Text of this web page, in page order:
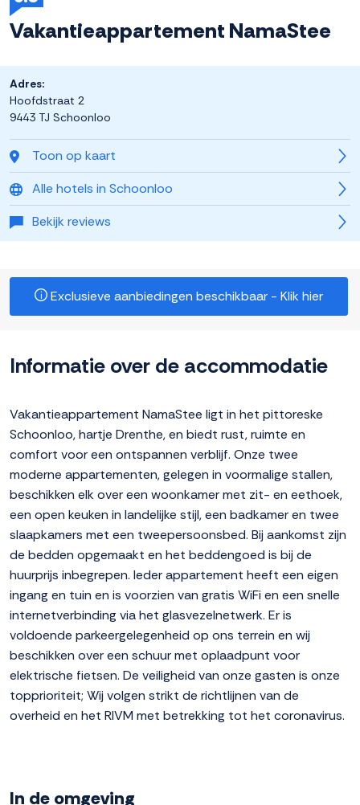
Vakantieappartement NamaStee
Toon op kaart
Alle hotels in Schoonloo
Bekijk reviews
Adres:
Hoofdstraat 2
9443 TJ Schoonloo
Exclusieve aanbiedingen beschikbaar - Klik hier
Informatie over de accommodatie
Vakantieappartement NamaStee ligt in het pittoreske
Schoonloo, hartje Drenthe, en biedt rust, ruimte en
comfort voor een ontspannen verblijf. Onze twee
moderne appartementen, gelegen in voormalige stallen,
beschikken elk over een woonkamer met zit- en eethoek,
een open keuken in landelijke stijl, een badkamer en twee
slaapkamers met een tweepersoonsbed. Bij aankomst zijn
de bedden opgemaakt en het beddengoed is bij de
huurprijs inbegrepen. Ieder appartement heeft een eigen
ingang en tuin en is voorzien van gratis WiFi en een snelle
internetverbinding via het glasvezelnetwerk. Er is
voldoende parkeergelegenheid op ons terrein en wij
beschikken over een schuur met oplaadpunt voor
elektrische fietsen. De veiligheid van onze gasten is onze
topprioriteit; Wij volgen strikt de richtlijnen van de
overheid en het RIVM met betrekking tot het coronavirus.
In de omgeving